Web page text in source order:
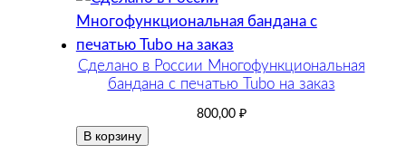
Сделано в России Многофункциональная
бандана с печатью Tubo на заказ
800,00 ₽
В корзину